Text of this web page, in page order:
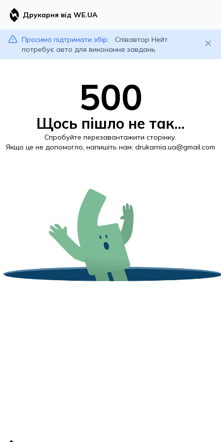
Друкарня від WE.UA
Просимо підтримати збір:
Співавтор Нейт
потребує авто для виконання завдань
500
Щось пішло не так...
Спробуйте перезавантажити сторінку.
Якщо це не допомогло, напишіть нам: drukarnia.ua@gmail.com